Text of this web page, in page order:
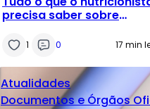
precisa saber sobre
1 0 17 min
Atualidades
Documentos e Órgãos